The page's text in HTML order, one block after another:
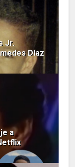
Jr.
Díaz
a